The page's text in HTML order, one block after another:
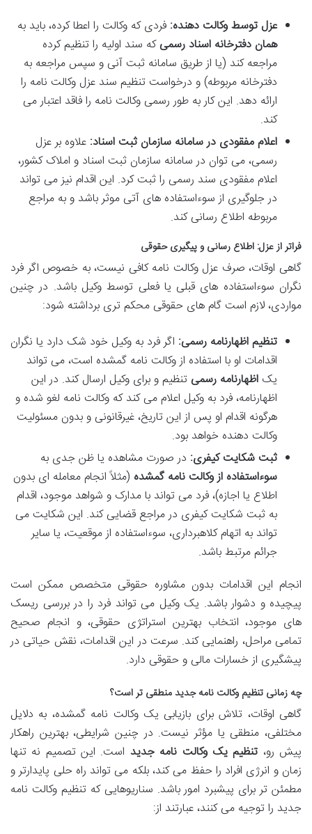
عزل توسط وکالت دهنده: فردی که وکالت را اعطا کرده، باید به
همان دفترخانه اسناد رسمیکه سند اولیه را تنظیم کرده
مراجعه کند (یا از طریق سامانه ثبت آنی و سپس مراجعه به
دفترخانه مربوطه) و درخواست تنظیم سند عزل وکالت نامه را
ارائه دهد. این کار به طور رسمی وکالت نامه را فاقد اعتبار می
کند.
اعلام مفقودی در سامانه سازمان ثبت اسناد: علاوه بر عزل
رسمی، می توان در سامانه سازمان ثبت اسناد و املاک کشور،
اعلام مفقودی سند رسمی را ثبت کرد. این اقدام نیز می تواند
در جلوگیری از سوءاستفاده های آتی موثر باشد و به مراجع
مربوطه اطلاع رسانی کند.
فراتر از عزل: اطلاع رسانی و پیگیری حقوقی
گاهی اوقات، صرف عزل وکالت نامه کافی نیست، به خصوص اگر فرد
نگران سوءاستفاده های قبلی یا فعلی توسط وکیل باشد. در چنین
مواردی، لازم است گام های حقوقی محکم تری برداشته شود:
تنظیم اظهارنامه رسمی: اگر فرد به وکیل خود شک دارد یا نگران
اقدامات او با استفاده از وکالت نامه گمشده است، می تواند
یک اظهارنامه رسمی تنظیم و برای وکیل ارسال کند. در این
اظهارنامه، فرد به وکیل اعلام می کند که وکالت نامه لغو شده و
هرگونه اقدام او پس از این تاریخ، غیرقانونی و بدون مسئولیت
وکالت دهنده خواهد بود.
ثبت شکایت کیفری: در صورت مشاهده یا ظن جدی به
سوءاستفاده از وکالت نامه گمشده (مثلاً انجام معامله ای بدون
اطلاع یا اجازه)، فرد می تواند با مدارک و شواهد موجود، اقدام
به ثبت شکایت کیفری در مراجع قضایی کند. این شکایت می
تواند به اتهام کلاهبرداری، سوءاستفاده از موقعیت، یا سایر
جرائم مرتبط باشد.
انجام این اقدامات بدون مشاوره حقوقی متخصص ممکن است
پیچیده و دشوار باشد. یک وکیل می تواند فرد را در بررسی ریسک
های موجود، انتخاب بهترین استراتژی حقوقی، و انجام صحیح
تمامی مراحل، راهنمایی کند. سرعت در این اقدامات، نقش حیاتی در
پیشگیری از خسارات مالی و حقوقی دارد.
چه زمانی تنظیم وکالت نامه جدید منطقی تر است؟
گاهی اوقات، تلاش برای بازیابی یک وکالت نامه گمشده، به دلایل
مختلفی، منطقی یا مؤثر نیست. در چنین شرایطی، بهترین راهکار
پیش رو، تنظیم یک وکالت نامه جدید است. این تصمیم نه تنها
زمان و انرژی افراد را حفظ می کند، بلکه می تواند راه حلی پایدارتر و
مطمئن تر برای پیشبرد امور باشد. سناریوهایی که تنظیم وکالت نامه
جدید را توجیه می کنند، عبارتند از: